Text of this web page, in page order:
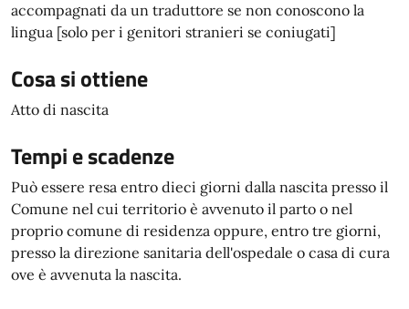
accompagnati da un traduttore se non conoscono la
lingua [solo per i genitori stranieri se coniugati]
Cosa si ottiene
Atto di nascita
Tempi e scadenze
Può essere resa entro dieci giorni dalla nascita presso il
Comune nel cui territorio è avvenuto il parto o nel
proprio comune di residenza oppure, entro tre giorni,
presso la direzione sanitaria dell'ospedale o casa di cura
ove è avvenuta la nascita.